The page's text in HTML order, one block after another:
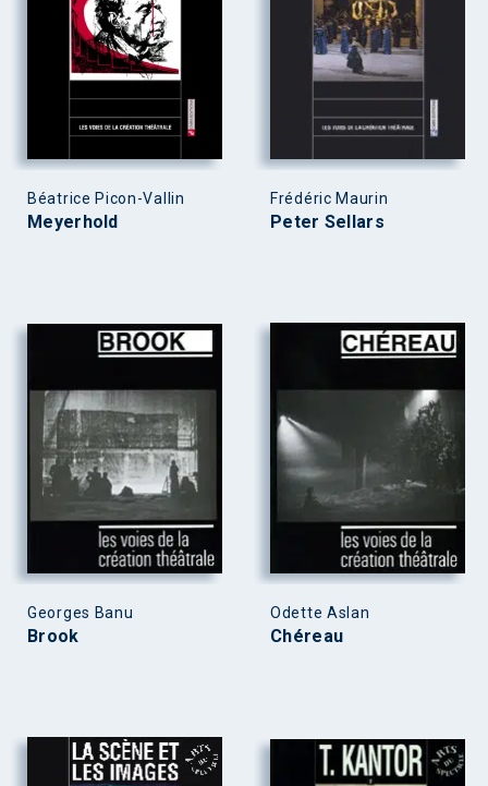
Béatrice Picon-Vallin
Meyerhold
Frédéric Maurin
Peter Sellars
Georges Banu
Brook
Odette Aslan
Chéreau